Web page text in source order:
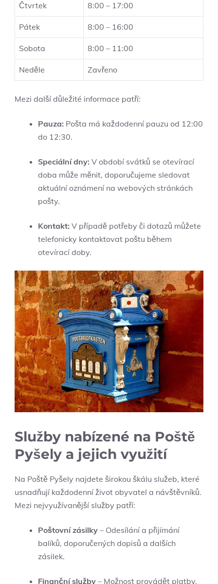
Čtvrtek 8:00 – 17:00
Pátek 8:00 – 16:00
Sobota 8:00 – 11:00
Neděle Zavřeno
Mezi další důležité informace patří:
Pauza: Pošta má každodenní pauzu od 12:00
do 12:30.
Speciální dny: V období svátků se otevírací
doba může měnit, doporučujeme sledovat
aktuální oznámení na webových stránkách
pošty.
Kontakt: V případě potřeby či dotazů můžete
telefonicky kontaktovat poštu během
otevírací doby.
Služby nabízené na Poště
Pyšely a jejich využití
Na Poště Pyšely najdete širokou škálu služeb, které
usnadňují každodenní život obyvatel a návštěvníků.
Mezi nejvyužívanější služby patří:
Poštovní zásilky – Odesílání a přijímání
balíků, doporučených dopisů a dalších
zásilek.
Finanční služby – Možnost provádět platby,